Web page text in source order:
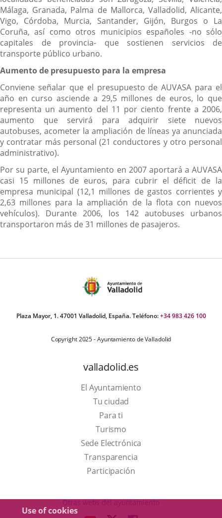
Use of cookies
Málaga, Granada, Palma de Mallorca, Valladolid, Alicante,
Vigo, Córdoba, Murcia, Santander, Gijón, Burgos o La
Coruña, así como otros municipios españoles -no sólo
capitales de provincia- que sostienen servicios de
transporte público urbano.
Aumento de presupuesto para la empresa
Conviene señalar que el presupuesto de AUVASA para el
año en curso asciende a 29,5 millones de euros, lo que
representa un aumento del 11 por ciento frente a 2006,
aumento que servirá para adquirir siete nuevos
autobuses, acometer la ampliación de líneas ya anunciada
y contratar más personal (21 conductores y otro personal
administrativo).
Por su parte, el Ayuntamiento en 2007 aportará a AUVASA
casi 15 millones de euros, para cubrir el déficit de la
empresa municipal (12,1 millones de gastos corrientes y
2,63 millones para la ampliación de la flota con nuevos
vehículos). Durante 2006, los 142 autobuses urbanos
transportaron más de 31 millones de pasajeros.
Plaza Mayor, 1. 47001 Valladolid, España. Teléfono:+34 983 426 100
Copyright 2025 - Ayuntamiento de Valladolid
valladolid.es
El Ayuntamiento
Tu ciudad
Para ti
TurismoThis
link
will
open
a
Sede Electrónica
Transparencia
Participación
Otras webs del ayuntamiento